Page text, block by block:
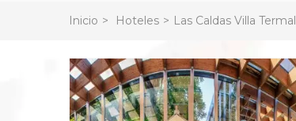
Inicio > Hoteles > Las Caldas Villa Termal